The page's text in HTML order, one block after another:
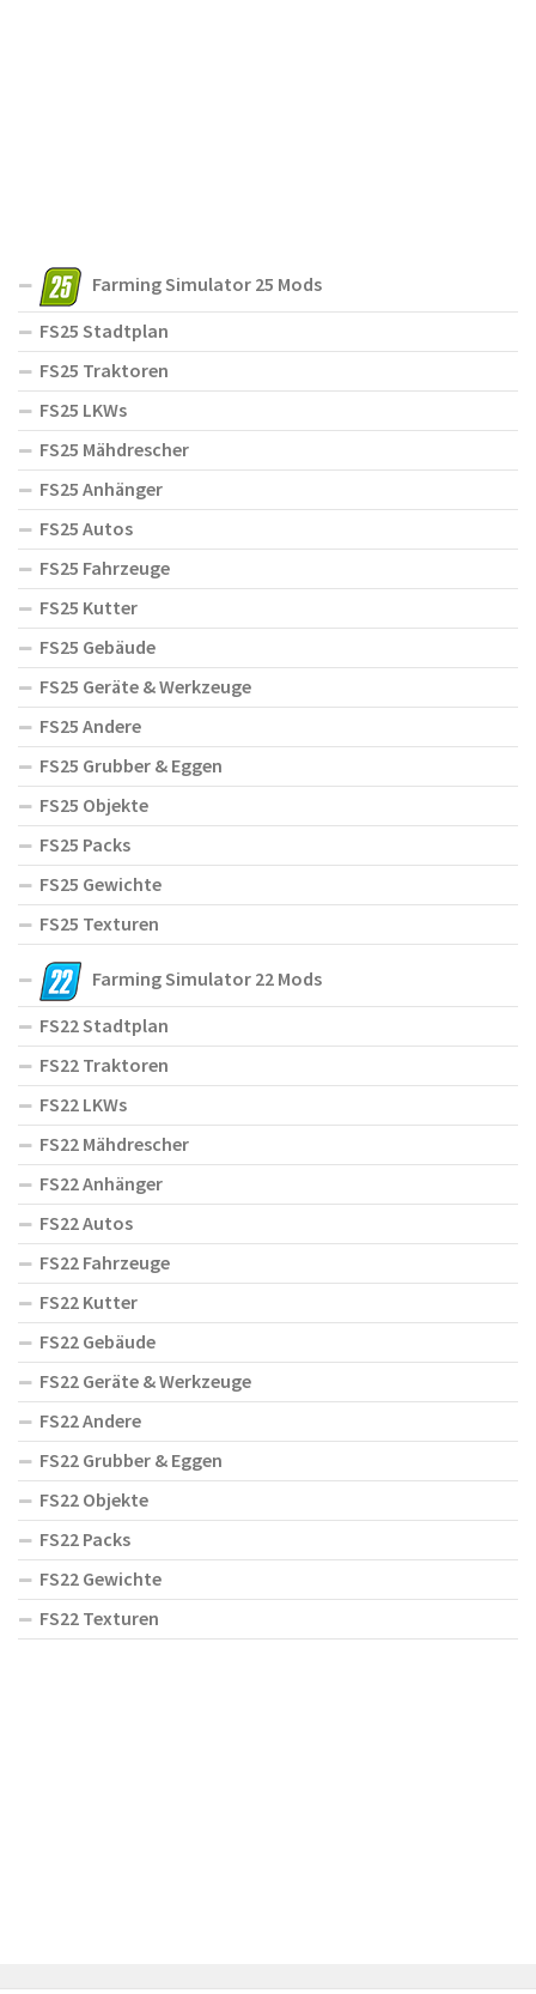
Farming Simulator 25 Mods
FS25 Stadtplan
FS25 Traktoren
FS25 LKWs
FS25 Mähdrescher
FS25 Anhänger
FS25 Autos
FS25 Fahrzeuge
FS25 Kutter
FS25 Gebäude
FS25 Geräte & Werkzeuge
FS25 Andere
FS25 Grubber & Eggen
FS25 Objekte
FS25 Packs
FS25 Gewichte
FS25 Texturen
Farming Simulator 22 Mods
FS22 Stadtplan
FS22 Traktoren
FS22 LKWs
FS22 Mähdrescher
FS22 Anhänger
FS22 Autos
FS22 Fahrzeuge
FS22 Kutter
FS22 Gebäude
FS22 Geräte & Werkzeuge
FS22 Andere
FS22 Grubber & Eggen
FS22 Objekte
FS22 Packs
FS22 Gewichte
FS22 Texturen